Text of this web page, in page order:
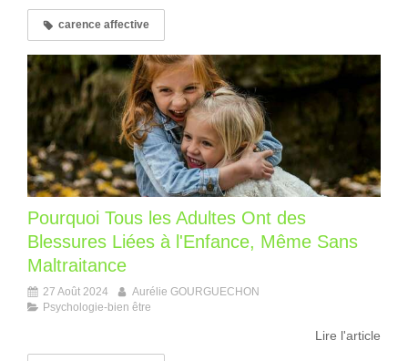
carence affective
Pourquoi Tous les Adultes Ont des
Blessures Liées à l'Enfance, Même Sans
Maltraitance
27 Août 2024
Aurélie GOURGUECHON
Psychologie-bien être
Lire l'article